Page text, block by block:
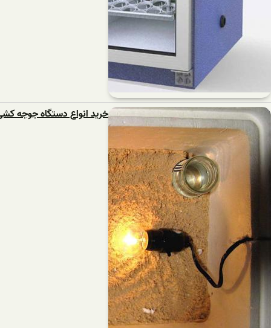
خرید انواع دستگاه جوجه